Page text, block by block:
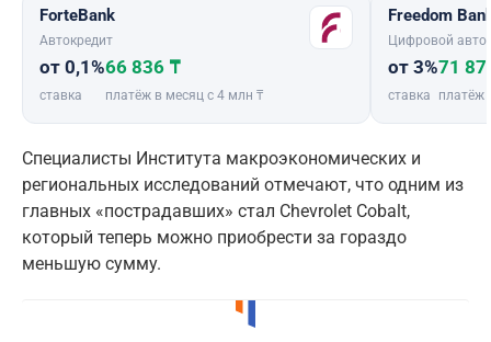
ForteBank
Автокредит
от 0,1%
ставка
66 836 ₸
платёж в месяц с 4 млн ₸
Freedom
Цифровой
от 3%
ставка
71
платёж
Специалисты Института макроэкономических и
региональных исследований отмечают, что одним из
главных «пострадавших» стал Chevrolet Cobalt,
который теперь можно приобрести за гораздо
меньшую сумму.